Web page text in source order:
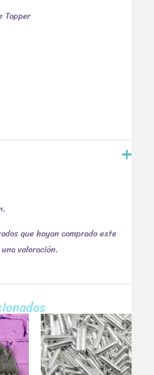
Topper
que hayan comprado este
valoración.